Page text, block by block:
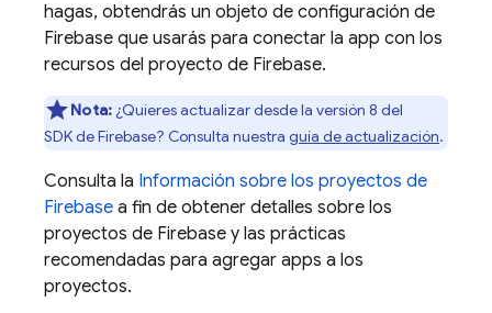
hagas, obtendrás un objeto de configuración de
Firebase que usarás para conectar la app con los
recursos del proyecto de Firebase.
Nota: ¿Quieres actualizar desde la versión 8 del
SDK de Firebase? Consulta nuestra guía de actualización.
Consulta la Información sobre los proyectos de
Firebase a fin de obtener detalles sobre los
proyectos de Firebase y las prácticas
recomendadas para agregar apps a los
proyectos.